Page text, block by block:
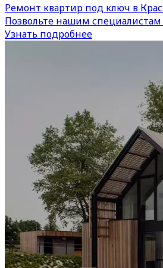
Ремонт квартир под ключ в
Позвольте нашим
Узнать подробнее